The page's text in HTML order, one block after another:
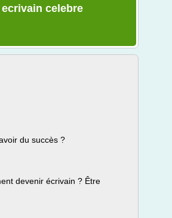
celebre
du succès ?
devenir écrivain ? Être